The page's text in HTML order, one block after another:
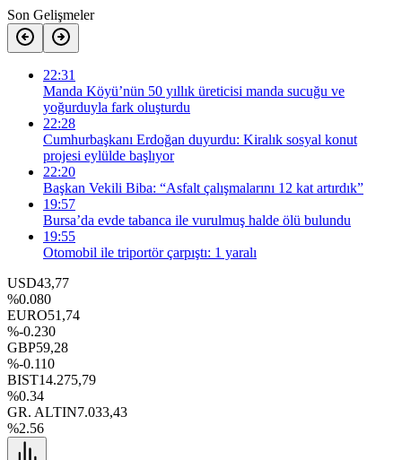
Son Gelişmeler
22:31
Manda Köyü’nün 50 yıllık üreticisi manda sucuğu ve
yoğurduyla fark oluşturdu
22:28
Cumhurbaşkanı Erdoğan duyurdu: Kiralık sosyal konut
projesi eylülde başlıyor
22:20
Başkan Vekili Biba: “Asfalt çalışmalarını 12 kat artırdık”
19:57
Bursa’da evde tabanca ile vurulmuş halde ölü bulundu
19:55
Otomobil ile triportör çarpıştı: 1 yaralı
USD43,77
%0.080
EURO51,74
%-0.230
GBP59,28
%-0.110
BIST14.275,79
%0.34
GR. ALTIN7.033,43
%2.56